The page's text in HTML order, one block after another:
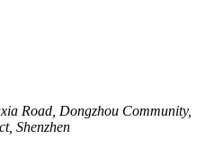
Road, Dongzhou Community,
Shenzhen